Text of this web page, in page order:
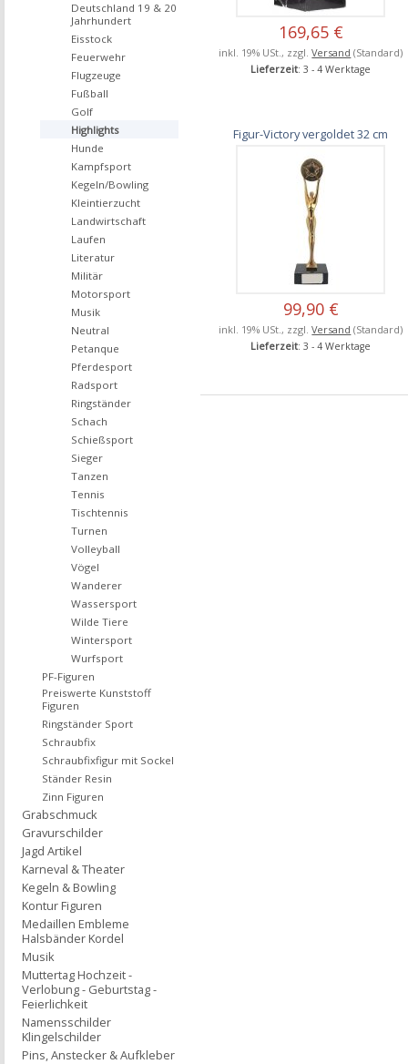
169,65 €
inkl. 19% USt., zzgl.Versand (Standard)
Lieferzeit: 3 - 4 Werktage
Figur-Victory vergoldet 32 cm
99,90 €
inkl. 19% USt., zzgl.Versand (Standard)
Lieferzeit: 3 - 4 Werktage
Deutschland 19 & 20
Jahrhundert
Eisstock
Feuerwehr
Flugzeuge
Fußball
Golf
Highlights
Hunde
Kampfsport
Kegeln/Bowling
Kleintierzucht
Landwirtschaft
Laufen
Literatur
Militär
Motorsport
Musik
Neutral
Petanque
Pferdesport
Radsport
Ringständer
Schach
Schießsport
Sieger
Tanzen
Tennis
Tischtennis
Turnen
Volleyball
Vögel
Wanderer
Wassersport
Wilde Tiere
Wintersport
Wurfsport
PF-Figuren
Preiswerte Kunststoff
Figuren
Ringständer Sport
Schraubfix
Schraubfixfigur mit Sockel
Ständer Resin
Zinn Figuren
Grabschmuck
Gravurschilder
Jagd Artikel
Karneval & Theater
Kegeln & Bowling
Kontur Figuren
Medaillen Embleme
Halsbänder Kordel
Musik
Muttertag Hochzeit -
Verlobung - Geburtstag -
Feierlichkeit
Namensschilder
Klingelschilder
Pins, Anstecker & Aufkleber